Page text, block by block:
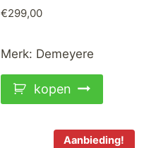
€299,00
Merk: Demeyere
kopen
Aanbieding!